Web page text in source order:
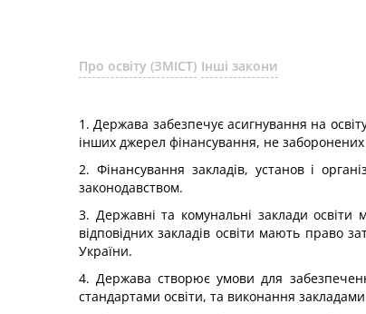
Про освіту (ЗМІСТ) Інші закони
1. Держава забезпечує асигнування на
інших джерел фінансування, не
2. Фінансування закладів, установ і
законодавством.
3. Державні та комунальні заклади освіти
відповідних закладів освіти мають право
України.
4. Держава створює умови для
стандартами освіти, та виконання